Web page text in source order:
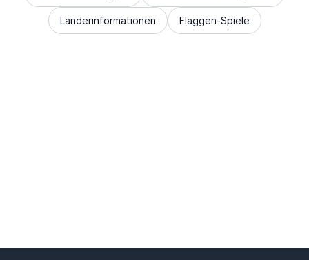
Länderinformationen Flaggen-Spiele